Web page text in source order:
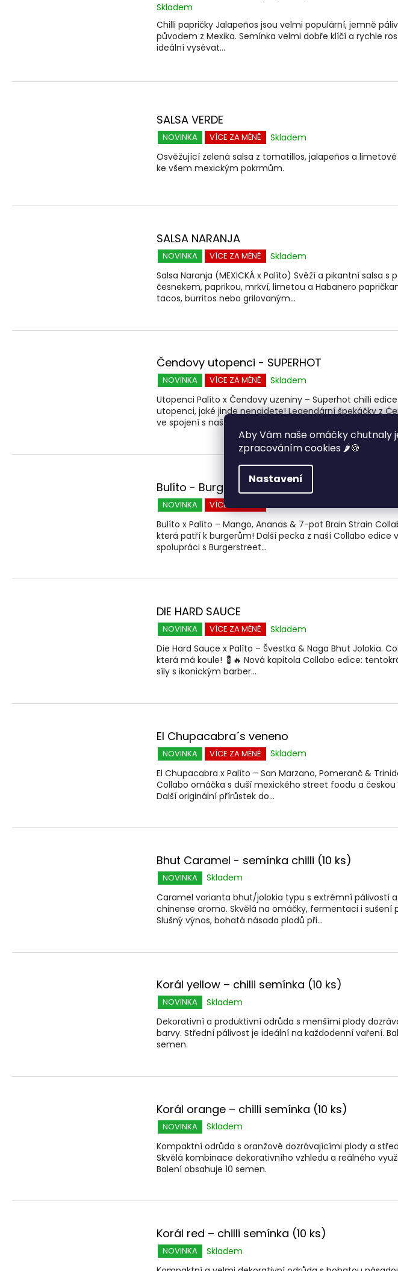
Aby Vám naše omáčky chutnaly
zpracováním cookies 🌶️🍪
Nastavení
Skladem
Chilli papričky Jalapeños jsou velmi populární, jemně
původem z Mexika. Semínka velmi dobře klíčí a rychle
ideální vysévat...
SALSA VERDE
NOVINKA VÍCE ZA MÉNĚ
Skladem
Osvěžující zelená salsa z tomatillos, jalapeños a
ke všem mexickým pokrmům.
SALSA NARANJA
NOVINKA VÍCE ZA MÉNĚ
Skladem
Salsa Naranja (MEXICKÁ x Palíto) Svěží a pikantní salsa s
česnekem, paprikou, mrkví, limetou a Habanero
tacos, burritos nebo grilovaným...
Čendovy utopenci - SUPERHOT
NOVINKA VÍCE ZA MÉNĚ
Skladem
Utopenci Palíto x Čendovy uzeniny – Superhot chilli
utopenci, jaké jinde nenajdete! Legendární špekáčky z
ve spojení s naším mixem superhot...
Bulíto - Burger street festival
NOVINKA VÍCE ZA MÉNĚ
Bulíto x Palíto – Mango, Ananas & 7-pot Brain Strain
která patří k burgerům! Další pecka z naší Collabo edice
spolupráci s Burgerstreet...
DIE HARD SAUCE
NOVINKA VÍCE ZA MÉNĚ
Skladem
Die Hard Sauce x Palíto – Švestka & Naga Bhut Jolokia.
která má koule! 💈🔥 Nová kapitola Collabo edice:
síly s ikonickým barber...
El Chupacabra´s veneno
NOVINKA VÍCE ZA MÉNĚ
Skladem
El Chupacabra x Palíto – San Marzano, Pomeranč &
Collabo omáčka s duší mexického street foodu a
Další originální přírůstek do...
Bhut Caramel - semínka chilli (10 ks)
NOVINKA
Skladem
Caramel varianta bhut/jolokia typu s extrémní pálivostí
chinense aroma. Skvělá na omáčky, fermentaci i sušení
Slušný výnos, bohatá násada plodů při...
Korál yellow – chilli semínka (10 ks)
NOVINKA
Skladem
Dekorativní a produktivní odrůda s menšími plody
barvy. Střední pálivost je ideální na každodenní vaření.
semen.
Korál orange – chilli semínka (10 ks)
NOVINKA
Skladem
Kompaktní odrůda s oranžově dozrávajícími plody a
Skvělá kombinace dekorativního vzhledu a reálného
Balení obsahuje 10 semen.
Korál red – chilli semínka (10 ks)
NOVINKA
Skladem